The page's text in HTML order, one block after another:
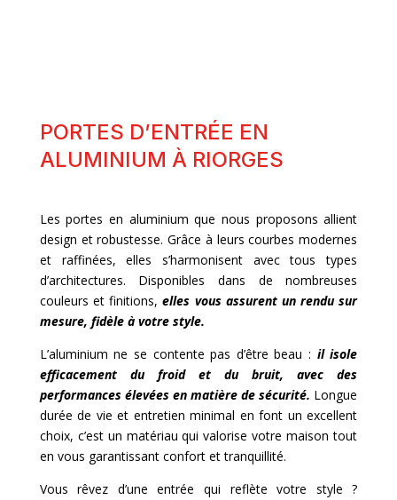
PORTES D’ENTRÉE EN
ALUMINIUM À RIORGES
Les portes en aluminium que nous proposons allient
design et robustesse. Grâce à leurs courbes modernes
et raffinées, elles s’harmonisent avec tous types
d’architectures. Disponibles dans de nombreuses
couleurs et finitions,elles vous assurent un rendu sur
mesure, fidèle à votre style.
L’aluminium ne se contente pas d’être beau : il isole
efficacement du froid et du bruit, avec des
performances élevées en matière de sécurité. Longue
durée de vie et entretien minimal en font un excellent
choix, c’est un matériau qui valorise votre maison tout
en vous garantissant confort et tranquillité.
Vous rêvez d’une entrée qui reflète votre style ?